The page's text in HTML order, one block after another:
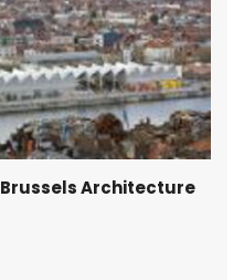
Architecture